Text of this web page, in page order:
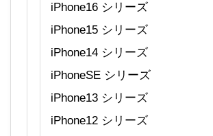
iPhone16 シリーズ
iPhone15 シリーズ
iPhone14 シリーズ
iPhoneSE シリーズ
iPhone13 シリーズ
iPhone12 シリーズ